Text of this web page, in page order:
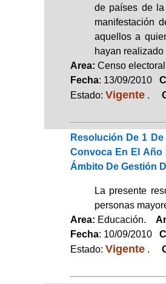
de países de la
manifestación
aquellos a
hayan
Area: Censo
Fecha: 13/09/2010
Estado: Vigente.
Resolución De 1
Convoca En El Año
Ámbito De Gestión
La presente
personas
Area: Educación.
Fecha: 10/09/2010
Estado: Vigente.